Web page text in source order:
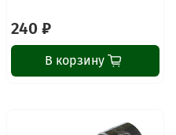
240 ₽
В корзину